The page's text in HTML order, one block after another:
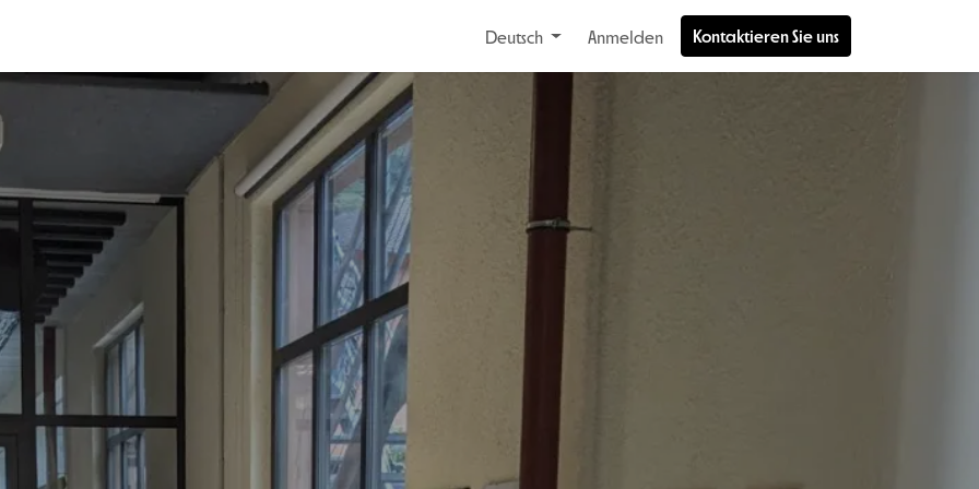
Deutsch Anmelden Kontaktieren Sie uns